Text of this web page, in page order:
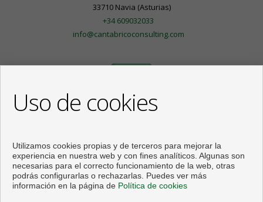
33710 Navia (Asturias)
+34 609032033
info@cantabricoconsulting.com
Pisos y casas en venta en Navia
Uso de cookies
Utilizamos cookies propias y de terceros para mejorar la
experiencia en nuestra web y con fines analíticos. Algunas son
necesarias para el correcto funcionamiento de la web, otras
podrás configurarlas o rechazarlas. Puedes ver más
información en la página de Política de cookies